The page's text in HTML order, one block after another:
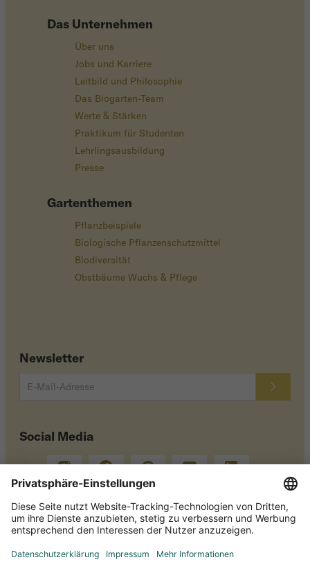
Das Unternehmen
Über uns
Jobs und Karriere
Leitbild und Philosophie
Das Biogarten-Team
Werte & Stärken
Praktikum für Studenten
Lehrlingsausbildung
Presse
Gartenthemen
Pflanzbeispiele
Biologische Pflanzenschutzmittel
Biodiversität
Obstbäume Wuchs & Pflege
Newsletter
Social Media